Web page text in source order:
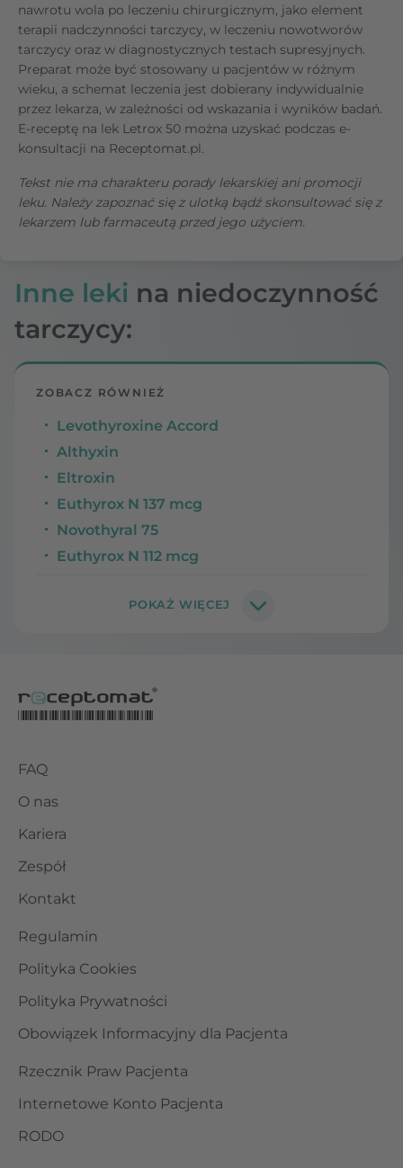
nawrotu wola po leczeniu chirurgicznym, jako element
terapii nadczynności tarczycy, w leczeniu nowotworów
tarczycy oraz w diagnostycznych testach supresyjnych.
Preparat może być stosowany u pacjentów w różnym
wieku, a schemat leczenia jest dobierany indywidualnie
przez lekarza, w zależności od wskazania i wyników badań.
E-receptę na lek Letrox 50 można uzyskać podczas e-
konsultacji na Receptomat.pl.
Tekst nie ma charakteru porady lekarskiej ani promocji
leku. Należy zapoznać się z ulotką bądź skonsultować się z
lekarzem lub farmaceutą przed jego użyciem.
Inne leki na niedoczynność
tarczycy:
ZOBACZ RÓWNIEŻ
Levothyroxine Accord
Althyxin
Eltroxin
Euthyrox N 137 mcg
Novothyral 75
Euthyrox N 112 mcg
FAQ
O nas
Kariera
Zespół
Kontakt
Regulamin
Polityka Cookies
Polityka Prywatności
Obowiązek Informacyjny dla Pacjenta
Rzecznik Praw Pacjenta
Internetowe Konto Pacjenta
RODO